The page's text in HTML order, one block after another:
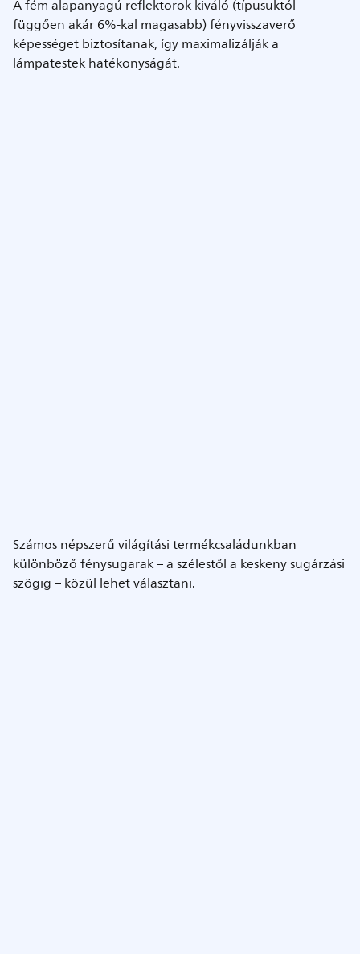
A fém alapanyagú reflektorok kiváló (típusuktól
függően akár 6%-kal magasabb) fényvisszaverő
képességet biztosítanak, így maximalizálják a
lámpatestek hatékonyságát.
Számos népszerű világítási termékcsaládunkban
különböző fénysugarak – a szélestől a keskeny sugárzási
szögig – közül lehet választani.